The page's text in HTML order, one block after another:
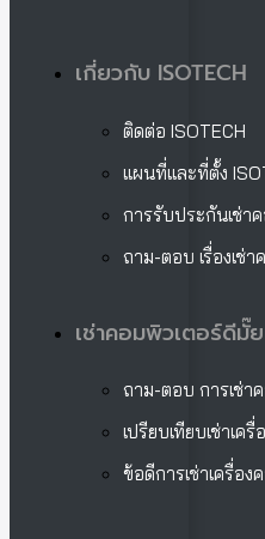
เกี่ยวกับ ISOTECH
ติดต่อ ISOTECH
แผนที่และที่ตั้ง
การรับประกันเช่า
ถาม-ตอบ เรื่องเช่
เช่าคอมพิวเตอร์ดีมั๊ย
ถาม-ตอบ การเช่า
เปรียบเทียบเช่าเค
ข้อดีการเช่าเครื่อง